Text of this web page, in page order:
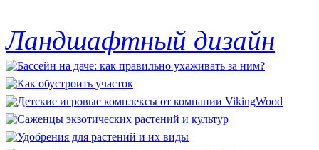
Ландшафтный дизайн